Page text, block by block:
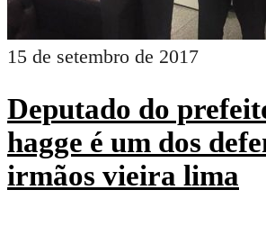
15 de setembro de 2017
Deputado do
hagge é um dos
irmãos vieira lima